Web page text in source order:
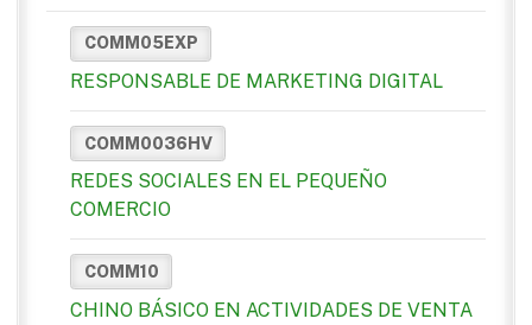
COMM05EXP
RESPONSABLE DE MARKETING DIGITAL
COMM0036HV
REDES SOCIALES EN EL PEQUEÑO
COMERCIO
COMM10
CHINO BÁSICO EN ACTIVIDADES DE VENTA